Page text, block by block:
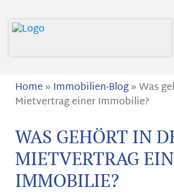
Home » Immobilien-Blog»Was
Mietvertrag einer Immobilie?
WAS GEHÖRT IN
MIETVERTRAG
IMMOBILIE?